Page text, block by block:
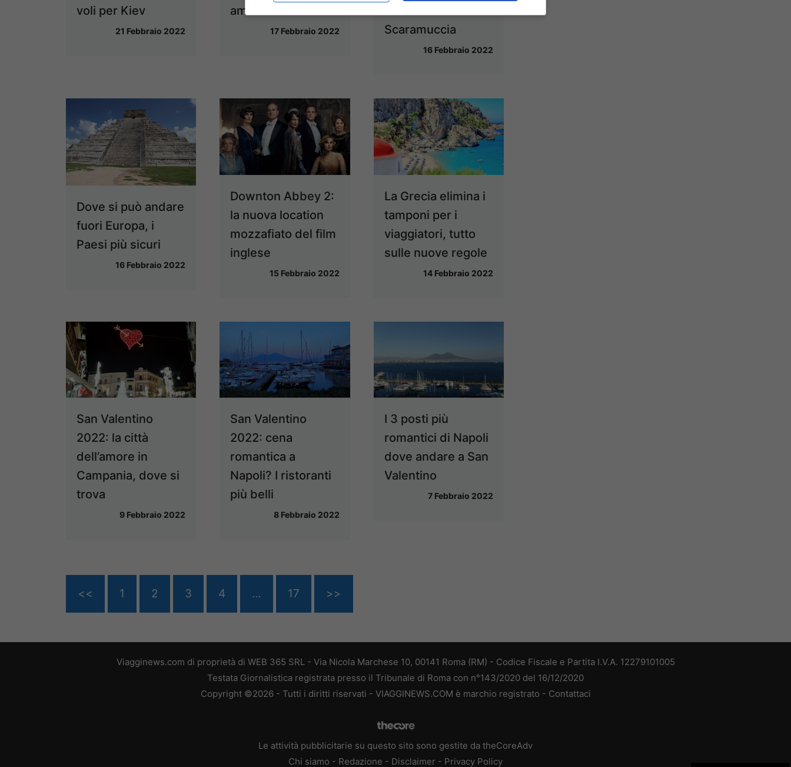
voli per Kiev
21 Febbraio 2022
amici felini
17 Febbraio 2022
Scaramuccia
16 Febbraio 2022
Dove si può andare
fuori Europa, i
Paesi più sicuri
16 Febbraio 2022
Downton Abbey 2:
la nuova location
mozzafiato del film
inglese
15 Febbraio 2022
La Grecia elimina i
tamponi per i
viaggiatori, tutto
sulle nuove regole
14 Febbraio 2022
San Valentino
2022: la città
dell’amore in
Campania, dove si
trova
9 Febbraio 2022
San Valentino
2022: cena
romantica a
Napoli? I ristoranti
più belli
8 Febbraio 2022
I 3 posti più
romantici di Napoli
dove andare a San
Valentino
7 Febbraio 2022
<< 1 2 3 4 … 17 >>
Viagginews.com di proprietà di WEB 365 SRL - Via Nicola Marchese 10, 00141 Roma (RM) - Codice Fiscale e Partita I.V.A. 12279101005
Testata Giornalistica registrata presso il Tribunale di Roma con n°143/2020 del 16/12/2020
Copyright ©2026 - Tutti i diritti riservati - VIAGGINEWS.COM è marchio registrato - Contattaci
Le attività pubblicitarie su questo sito sono gestite da theCoreAdv
Chi siamo - Redazione - Disclaimer - Privacy Policy